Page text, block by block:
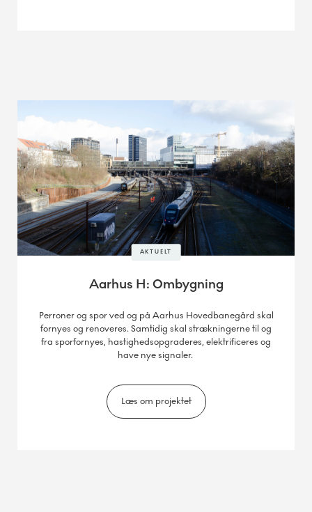
AKTUELT
Aarhus H: Ombygning
Perroner og spor ved og på Aarhus Hovedbanegård skal
fornyes og renoveres. Samtidig skal strækningerne til og
fra sporfornyes, hastighedsopgraderes, elektrificeres og
have nye signaler.
Læs om projektet